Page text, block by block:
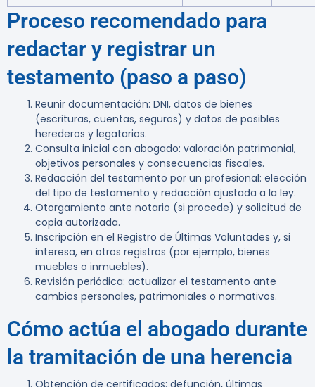
Proceso recomendado para
redactar y registrar un
testamento (paso a paso)
Reunir documentación: DNI, datos de bienes
(escrituras, cuentas, seguros) y datos de posibles
herederos y legatarios.
Consulta inicial con abogado: valoración patrimonial,
objetivos personales y consecuencias fiscales.
Redacción del testamento por un profesional: elección
del tipo de testamento y redacción ajustada a la ley.
Otorgamiento ante notario (si procede) y solicitud de
copia autorizada.
Inscripción en el Registro de Últimas Voluntades y, si
interesa, en otros registros (por ejemplo, bienes
muebles o inmuebles).
Revisión periódica: actualizar el testamento ante
cambios personales, patrimoniales o normativos.
Cómo actúa el abogado durante
la tramitación de una herencia